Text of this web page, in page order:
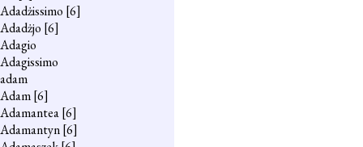
Adadżissimo [6]
Adadżjo [6]
Adagio
Adagissimo
adam
Adam[6]
Adamantea[6]
Adamantyn[6]